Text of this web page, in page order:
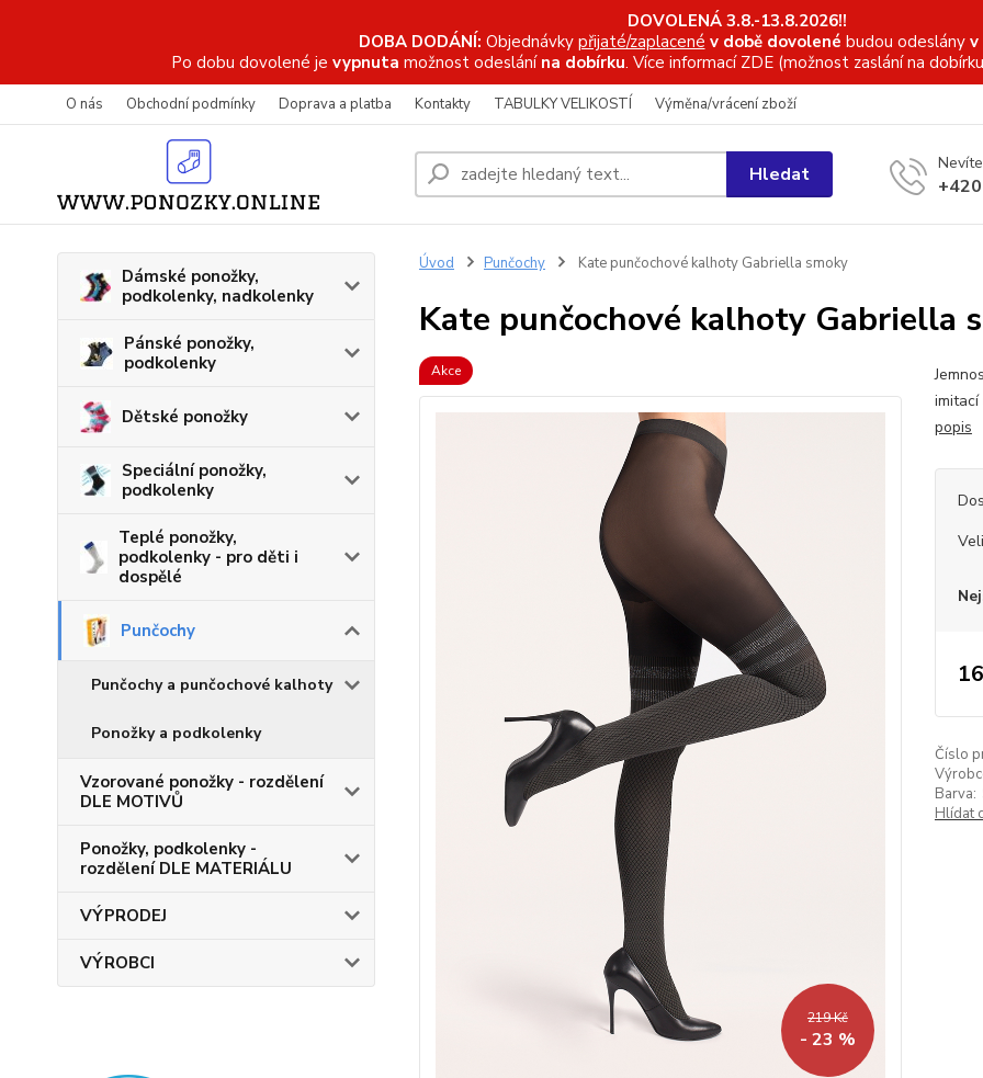
DOVOLENÁ 3.8.-13.8.2026!!
DOBA DODÁNÍ: Objednávky přijaté/zaplacené v době dovolené budou odeslány v
Po dobu dovolené je vypnuta možnost odeslání na dobírku. Více informací ZDE (možnost zaslání na
O nás Obchodní podmínky Doprava a platba Kontakty TABULKY VELIKOSTÍ Výměna/vrácení zboží
Hledat
Dámské ponožky,
podkolenky, nadkolenky
Pánské ponožky,
podkolenky
Dětské ponožky
Speciální ponožky,
podkolenky
Teplé ponožky,
podkolenky - pro děti i
dospělé
Punčochy
Punčochy a punčochové kalhoty
Ponožky a podkolenky
Vzorované ponožky - rozdělení
DLE MOTIVŮ
Ponožky, podkolenky -
rozdělení DLE MATERIÁLU
VÝPRODEJ
VÝROBCI
Úvod Punčochy Kate punčochové kalhoty Gabriella smoky
Kate punčochové kalhoty Gabriella
Akce
219 Kč
- 23 %
popis
Číslo
Barva:
Hlídat